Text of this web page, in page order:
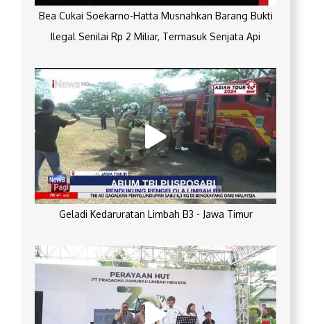
Bea Cukai Soekarno-Hatta Musnahkan Barang Bukti
Ilegal Senilai Rp 2 Miliar, Termasuk Senjata Api
Geladi Kedaruratan Limbah B3 - Jawa Timur